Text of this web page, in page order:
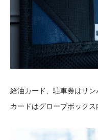
給油カード、駐車券はサ
カードはグローブボックス